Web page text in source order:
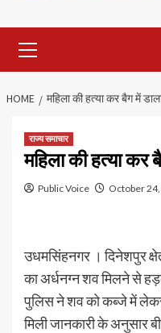
Menu
HOME महिला की हत्या कर बैग में
राज्य समाचार
महिला की हत्या
Public Voice October
उधमसिंहनगर । दिनेशपुर
का अर्धनग्न शव मिलने से
पुलिस ने शव को कब्जे में
मिली जानकारी के अनुसार